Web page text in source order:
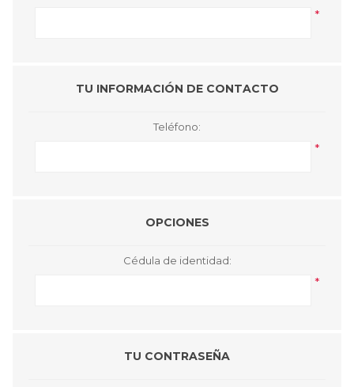
*
TU INFORMACIÓN DE CONTACTO
Teléfono:
*
OPCIONES
Cédula de identidad:
*
TU CONTRASEÑA